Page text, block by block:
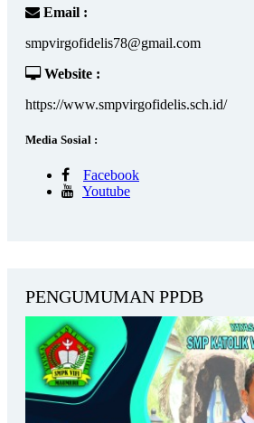
Email :
smpvirgofidelis78@gmail.com
Website :
https://www.smpvirgofidelis.sch.id/
Media Sosial :
Facebook
Youtube
PENGUMUMAN PPDB